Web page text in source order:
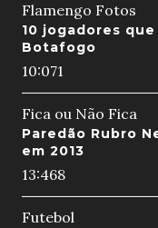
Flamengo Fotos
10 jogadores
Botafogo
10:071
Fica ou Não Fica
Paredão Rubro
em 2013
13:468
Futebol